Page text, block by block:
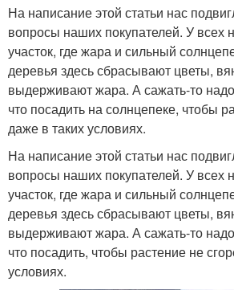
На написание этой статьи нас
вопросы наших покупателей. У всех
участок, где жара и сильный
деревья здесь сбрасывают цветы,
выдерживают жара. А сажать-то
что посадить на солнцепеке, чтобы
даже в таких условиях.
На написание этой статьи нас
вопросы наших покупателей. У всех
участок, где жара и сильный
деревья здесь сбрасывают цветы,
выдерживают жара. А сажать-то
что посадить, чтобы растение не
условиях.